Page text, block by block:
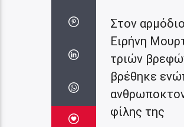
Στον
Ειρήνη
τριών
βρέθηκε
φίλης της